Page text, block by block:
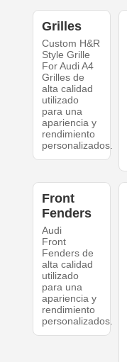
Grilles
Custom H&R
Style Grille
For Audi A4
Grilles de
alta calidad
utilizado
para una
apariencia y
rendimiento
personalizados.
Front
Fenders
Audi
Front
Fenders de
alta calidad
utilizado
para una
apariencia y
rendimiento
personalizados.